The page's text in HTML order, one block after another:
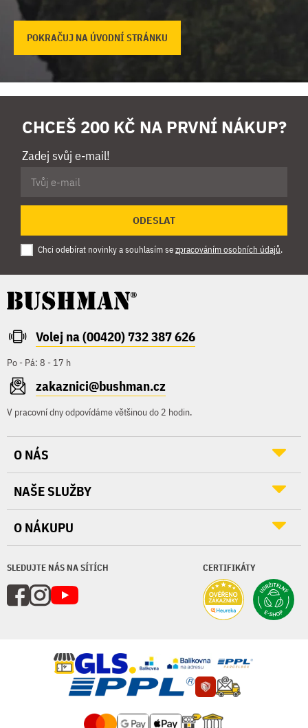
POKRAČUJ NA ÚVODNÍ STRÁNKU
CHCEŠ 200 KČ NA PRVNÍ NÁKUP?
Zadej svůj e-mail!
ODESLAT
Chci odebírat novinky a souhlasím sezpracováním osobních údajů.
Volej na (00420) 732 387 626
Po - Pá: 8 - 17 h
zakaznici@bushman.cz
V pracovní dny odpovídáme většinou do 2 hodin.
SLEDUJTE NÁS NA SÍTÍCH CERTIFIKÁTY
O NÁS
NAŠE SLUŽBY
O NÁKUPU